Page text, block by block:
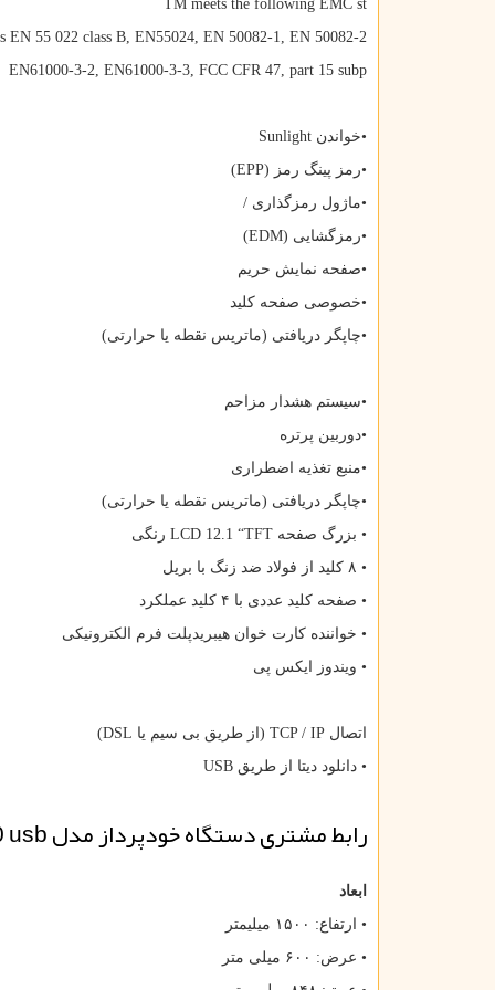
TM meets the following EMC st
EN 55 022 class B, EN55024, EN 50082-1, EN 50082-2
EN61000-3-2, EN61000-3-3, FCC CFR 47, part 15 subp
•خواندن Sunlight
•رمز پینگ رمز (EPP
)
•ماژول رمزگذاری /
•رمزگشایی (EDM
)
•صفحه نمایش حریم
•خصوصی صفحه کلید
•چاپگر دریافتی (ماتریس نقطه یا حرارتی)
•سیستم هشدار مزاحم
•دوربین پرتره
•منبع تغذیه اضطراری
•چاپگر دریافتی (ماتریس نقطه یا حرارتی)
• بزرگ صفحه LCD 12.1 “TFT رنگی
• ۸ کلید از فولاد ضد زنگ با بریل
• صفحه کلید عددی با ۴ کلید عملکرد
• خواننده کارت خوان هیبریدپلت فرم الکترونیکی
• ویندوز ایکس پی
اتصال TCP / IP (از طریق بی سیم یا DSL
)
• دانلود دیتا از طریق USB
رابط مشتری دستگاه خودپرداز مدلusb
ابعاد
• ارتفاع: ۱۵۰۰ میلیمتر
• عرض: ۶۰۰ میلی متر